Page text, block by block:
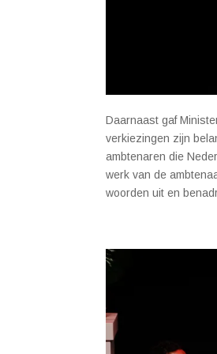
Daarnaast gaf
verkiezingen zijn
ambtenaren die
werk van de
woorden uit en